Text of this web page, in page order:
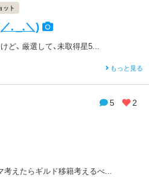
ット
. _.＼)
、 厳選して、未取得星5...
もっと見る
5 2
えたらギルド移籍考えるべ...